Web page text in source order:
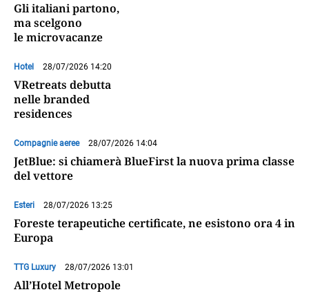
Gli italiani partono,
ma scelgono
le microvacanze
Hotel 28/07/2026 14:20
VRetreats debutta
nelle branded
residences
Compagnie aeree 28/07/2026 14:04
JetBlue: si chiamerà BlueFirst la nuova prima classe
del vettore
Esteri 28/07/2026 13:25
Foreste terapeutiche certificate, ne esistono ora 4 in
Europa
TTG Luxury 28/07/2026 13:01
All’Hotel Metropole